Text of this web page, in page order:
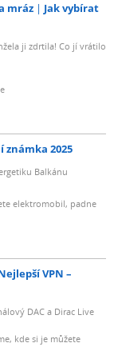
mráz
Jak vybírat
ji zdrtila! Co jí vrátilo
známka 2025
Balkánu
elektromobil, padne
VPN –
DAC a Dirac Live
kde si je můžete